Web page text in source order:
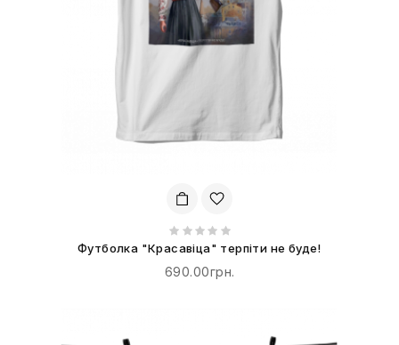
Футболка "Красавіца" терпіти не буде!
690.00грн.